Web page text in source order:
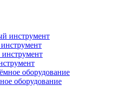
оборудование